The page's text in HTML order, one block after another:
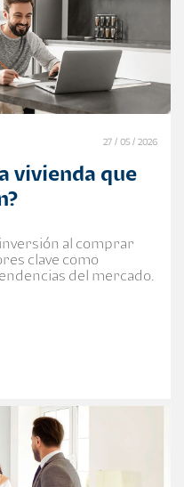
27 / 05 / 2026
vivienda que
al comprar
clave como
del mercado.